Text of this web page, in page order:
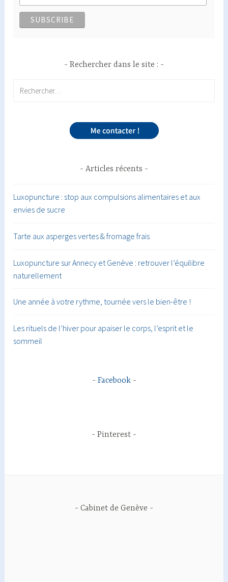
Rechercher dans le site :
Articles récents
Luxopuncture : stop aux compulsions alimentaires et aux
envies de sucre
Tarte aux asperges vertes & fromage frais
Luxopuncture sur Annecy et Genève : retrouver l’équilibre
naturellement
Une année à votre rythme, tournée vers le bien-être !
Les rituels de l’hiver pour apaiser le corps, l’esprit et le
sommeil
Facebook
Pinterest
Cabinet de Genève